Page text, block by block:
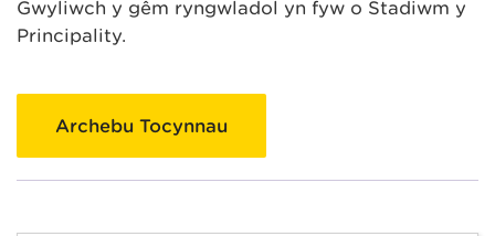
Gwyliwch y gêm ryngwladol yn fyw o Stadiwm y
Principality.
Archebu Tocynnau